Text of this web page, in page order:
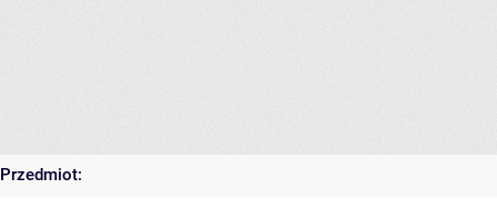
Przedmiot: